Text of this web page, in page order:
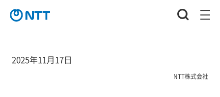
2025年11月17日
NTT株式会社